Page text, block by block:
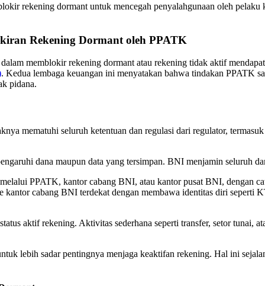
rekening dormant untuk mencegah penyalahgunaan oleh pelaku
Rekening Dormant oleh PPATK
memblokir rekening dormant atau rekening tidak aktif
. Kedua lembaga keuangan ini menyatakan bahwa tindakan PPATK
pidana.
mematuhi seluruh ketentuan dan regulasi dari regulator,
dana maupun data yang tersimpan. BNI menjamin seluruh
PPATK, kantor cabang BNI, atau kantor pusat BNI, dengan
kantor cabang BNI terdekat dengan membawa identitas diri
aktif rekening. Aktivitas sederhana seperti transfer, setor tunai,
lebih sadar pentingnya menjaga keaktifan rekening. Hal ini